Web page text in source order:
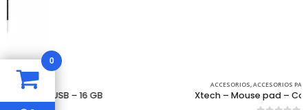
ACCESORIOS PARA PORTÁTILES
Xtech – Mouse pad – Colonist XTA-181
0